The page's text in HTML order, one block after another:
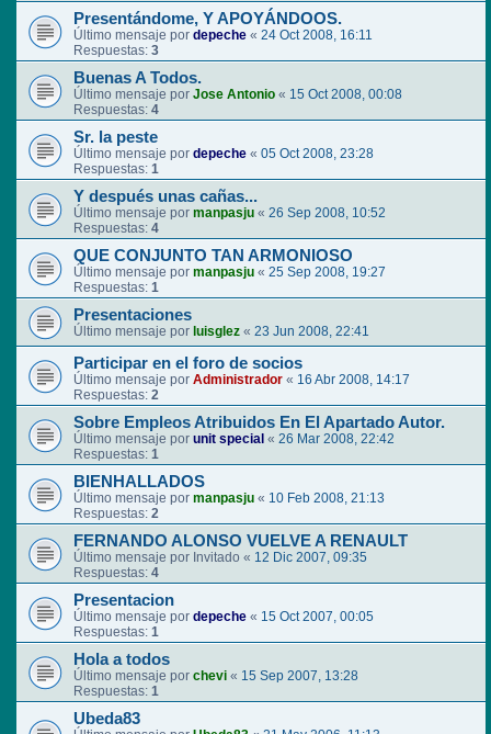
Presentándome, Y APOYÁNDOOS.
Último mensaje por depeche « 24 Oct 2008, 16:11
Respuestas: 3
Buenas A Todos.
Último mensaje por Jose Antonio « 15 Oct 2008, 00:08
Respuestas: 4
Sr. la peste
Último mensaje por depeche « 05 Oct 2008, 23:28
Respuestas: 1
Y después unas cañas...
Último mensaje por manpasju « 26 Sep 2008, 10:52
Respuestas: 4
QUE CONJUNTO TAN ARMONIOSO
Último mensaje por manpasju « 25 Sep 2008, 19:27
Respuestas: 1
Presentaciones
Último mensaje por luisglez « 23 Jun 2008, 22:41
Participar en el foro de socios
Último mensaje por Administrador « 16 Abr 2008, 14:17
Respuestas: 2
Sobre Empleos Atribuidos En El Apartado Autor.
Último mensaje por unit special « 26 Mar 2008, 22:42
Respuestas: 1
BIENHALLADOS
Último mensaje por manpasju « 10 Feb 2008, 21:13
Respuestas: 2
FERNANDO ALONSO VUELVE A RENAULT
Último mensaje por Invitado « 12 Dic 2007, 09:35
Respuestas: 4
Presentacion
Último mensaje por depeche « 15 Oct 2007, 00:05
Respuestas: 1
Hola a todos
Último mensaje por chevi « 15 Sep 2007, 13:28
Respuestas: 1
Ubeda83